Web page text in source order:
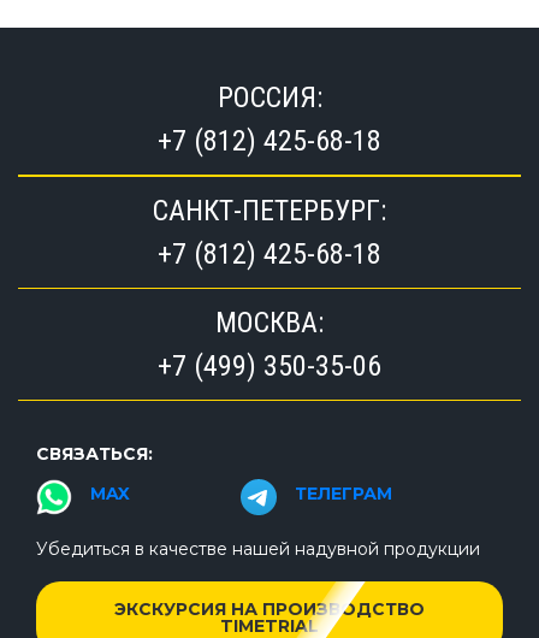
РОССИЯ:
+7 (812) 425-68-18
САНКТ-ПЕТЕРБУРГ:
+7 (812) 425-68-18
МОСКВА:
+7 (499) 350-35-06
СВЯЗАТЬСЯ:
MAX
ТЕЛЕГРАМ
Убедиться в качестве нашей надувной продукции
ЭКСКУРСИЯ НА ПРОИЗВОДСТВО
TIMETRIAL